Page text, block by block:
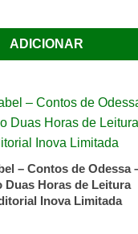
ADICIONAR
– Contos de Odessa
Duas Horas de Leitura
Inova Limitada